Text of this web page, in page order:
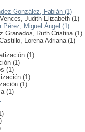
González, Fabián (1)
Judith Elizabeth (1)
Pérez, Miguel Ángel (1)
Granados, Ruth Cristina (1)
Lorena Adriana (1)
(1)
(1)
(1)
(1)
(1)
(1)